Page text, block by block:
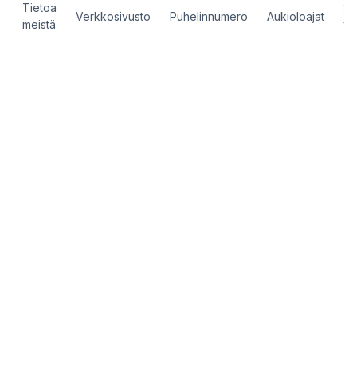
Tietoa
meistä
Verkkosivusto Puhelinnumero Aukioloajat